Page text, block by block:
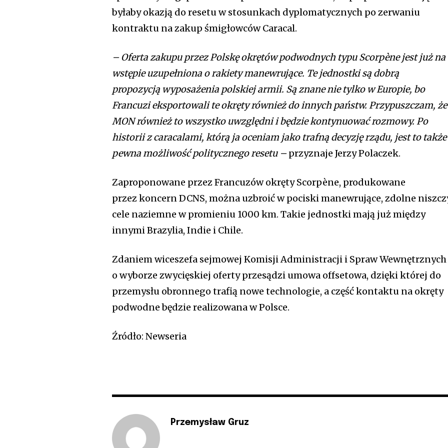
byłaby okazją do resetu w stosunkach dyplomatycznych po zerwaniu
kontraktu na zakup śmigłowców Caracal.
– Oferta zakupu przez Polskę okrętów podwodnych typu Scorpène jest już na
wstępie uzupełniona o rakiety manewrujące. Te jednostki są dobrą
propozycją wyposażenia polskiej armii. Są znane nie tylko w Europie, bo
Francuzi eksportowali te okręty również do innych państw. Przypuszczam, że
MON również to wszystko uwzględni i będzie kontynuować rozmowy. Po
historii z caracalami, którą ja oceniam jako trafną decyzję rządu, jest to także
pewna możliwość politycznego resetu – przyznaje Jerzy Polaczek.
Zaproponowane przez Francuzów okręty Scorpène, produkowane
przez koncern DCNS, można uzbroić w pociski manewrujące, zdolne
cele naziemne w promieniu 1000 km. Takie jednostki mają już między
innymi Brazylia, Indie i Chile.
Zdaniem wiceszefa sejmowej Komisji Administracji i Spraw Wewnętrznych
o wyborze zwycięskiej oferty przesądzi umowa offsetowa, dzięki której do
przemysłu obronnego trafią nowe technologie, a część kontaktu na okręty
podwodne będzie realizowana w Polsce.
Źródło: Newseria
Przemysław Gruz